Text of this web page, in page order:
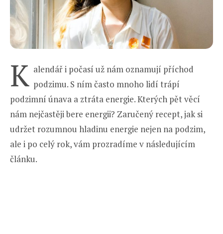
K alendář i počasí už nám oznamují příchod
podzimu. S ním často mnoho lidí trápí
podzimní únava a ztráta energie. Kterých pět věcí
nám nejčastěji bere energii? Zaručený recept, jak si
udržet rozumnou hladinu energie nejen na podzim,
ale i po celý rok, vám prozradíme v následujícím
článku.